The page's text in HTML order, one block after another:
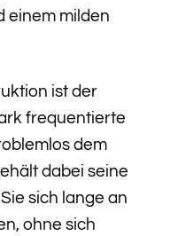
einem milden
ist der
frequentierte
dem
dabei seine
sich lange an
ohne sich